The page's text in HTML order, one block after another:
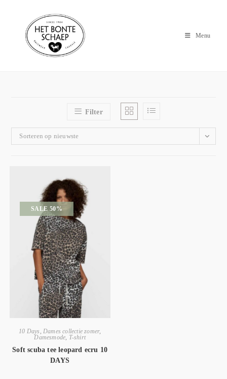
Menu
Filter
Sorteren op nieuwste
SALE 50%
10 Days Dames collectie zomer,
Damesmode T-shirt
Soft scuba tee leopard ecru 10
DAYS